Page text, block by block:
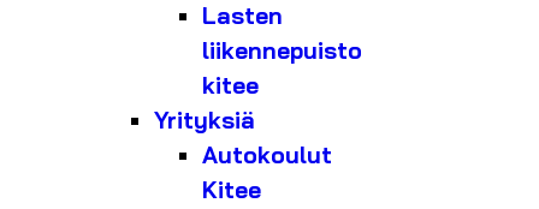
Lasten
liikennepuisto
kitee
Yrityksiä
Autokoulut
Kitee